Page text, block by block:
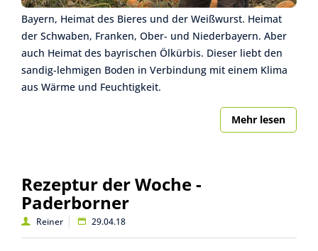
Bayern, Heimat des Bieres und der Weißwurst. Heimat
der Schwaben, Franken, Ober- und Niederbayern. Aber
auch Heimat des bayrischen Ölkürbis. Dieser liebt den
sandig-lehmigen Boden in Verbindung mit einem Klima
aus Wärme und Feuchtigkeit.
Mehr lesen
Rezeptur der Woche -
Paderborner
Reiner 29.04.18